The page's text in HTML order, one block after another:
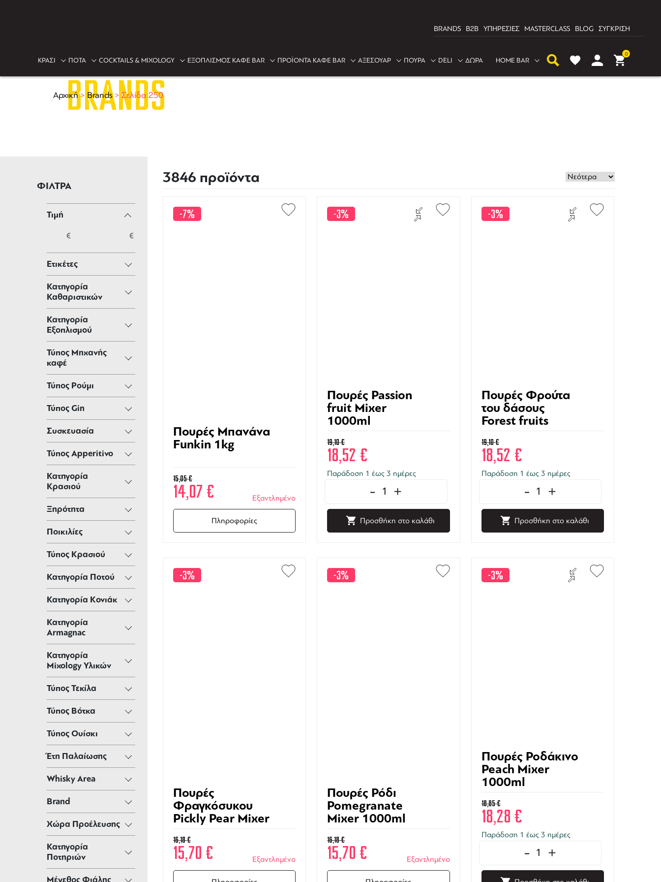
BRANDS B2B ΥΠΗΡΕΣΙΕΣ MASTERCLASS BLOG ΣΥΓΚΡΙΣΗ
ΚΡΑΣΙ ΠΟΤΑ COCKTAILS & MIXOLOGY ΕΞΟΠΛΙΣΜΟΣ ΚΑΦΕ BAR ΠΡΟΪΟΝΤΑ ΚΑΦΕ BAR ΑΞΕΣΟΥΑΡ ΠΟΥΡΑ DELI ΔΩΡΑ HOME BAR
0
Αρχική> Brands> Σελίδα 250
BRANDS
ΦΙΛΤΡΑ
Τιμή
€ €
Ετικέτες
Κατηγορία
Καθαριστικών
Κατηγορία
Εξοπλισμού
Τύπος Μηχανής
καφέ
Τύπος Ρούμι
Τύπος Gin
Συσκευασία
Τύπος Apperitivo
Κατηγορία
Κρασιού
Ξηρότητα
Ποικιλίες
Τύπος Κρασιού
Κατηγορία Ποτού
Κατηγορία Κονιάκ
Κατηγορία
Armagnac
Κατηγορία
Mixology Υλικών
Τύπος Τεκίλα
Τύπος Βότκα
Τύπος Ουίσκι
Έτη Παλαίωσης
Whisky Area
Brand
Χώρα Προέλευσης
Κατηγορία
Ποτηριών
3846 προϊόντα
-7%
Πουρές Μπανάνα
Funkin 1kg
15,05€
14,07 € Εξαντλημένο
Πληροφορίες
-3%
Πουρές Passion
fruit Mixer
1000ml
19,10€
18,52 €
Παράδοση 1 έως 3 ημέρες
- +
Προσθήκη στο καλάθι
-3%
Πουρές Φρούτα
του δάσους
Forest fruits
19,10€
18,52 €
Παράδοση 1 έως 3 ημέρες
- +
Προσθήκη στο καλάθι
-3%
Πουρές
Φραγκόσυκου
Pickly Pear Mixer
16,18€
15,70 € Εξαντλημένο
-3%
Πουρές Ρόδι
Pomegranate
Mixer 1000ml
16,18€
15,70 € Εξαντλημένο
-3%
Πουρές Ροδάκινο
Peach Mixer
1000ml
18,85€
18,28 €
Παράδοση 1 έως 3 ημέρες
- +